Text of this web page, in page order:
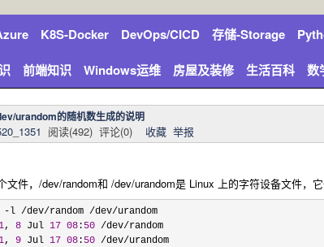
K8S-Docker DevOps/CICD 存储-Storage
前端知识 Windows运维 房屋及装修 生活百科 数
urandom的随机数生成的说明
阅读(492) 评论(0) 收藏 举报
文件，/dev/random和 /dev/urandom是 Linux 上的字符设备文件，
l /dev/random /dev/urandom
, 8 Jul 17 08 : 50 /dev/random
, 9 Jul 17 08 : 50 /dev/urandom